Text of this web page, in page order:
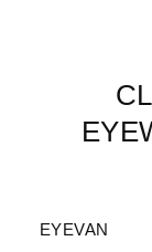
EYEVAN